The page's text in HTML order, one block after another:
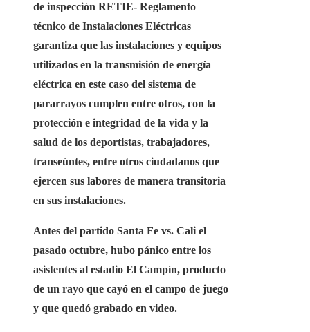
de inspección RETIE- Reglamento
técnico de Instalaciones Eléctricas
garantiza que las instalaciones y equipos
utilizados en la transmisión de energía
eléctrica en este caso del sistema de
pararrayos cumplen entre otros, con la
protección e integridad de la vida y la
salud de los deportistas, trabajadores,
transeúntes, entre otros ciudadanos que
ejercen sus labores de manera transitoria
en sus instalaciones.
Antes del partido Santa Fe vs. Cali el
pasado octubre, hubo pánico entre los
asistentes al estadio El Campín, producto
de un rayo que cayó en el campo de juego
y que quedó grabado en video.